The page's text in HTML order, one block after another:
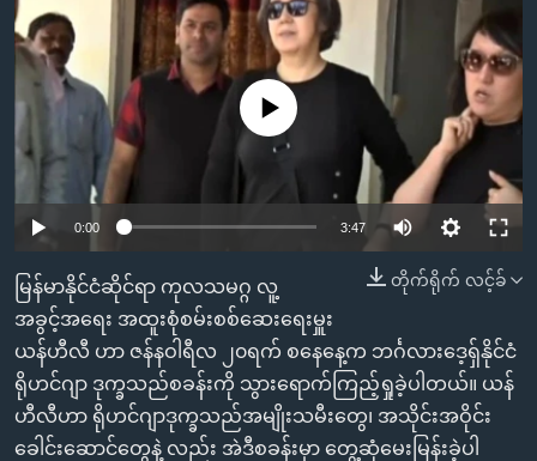
အကြောင်းအရာ
သို့
ကျော်
ရန်
စာမျက်နှာ
သို့
ကျော်
ကြည့်
ရန်
ရှာဖွေ
တရုတ်
အစ္စရေး-ပါလက်စတိုင်း
ရပ်ဝန်းတခု လမ်းတခု အလွန်
အင်္ဂလိပ်စာလေ့လာမယ်
အမေရိကန်သုံးအီဒီယံ
မကြေးမုံရဲ့ အင်္ဂလိပ်စာ
ရုပ်ရှင်ထဲက အင်္ဂလိပ်စာ
သုတပဒေသာ အင်္ဂလိပ်စာ
အပတ်စဉ်ကဏ္ဍများ
ရေဒီယို
တီဗွီ
ရေဒီယိုနှင့်ရုပ်သံ အချက်အလက်များ
ရေဒီယို/တီဗွီအစီအစဉ်
Learning English
ဗွီအိုအေ လူမှုကွန်ယက်များ
ဘာသာစကားများ
No media source currently available
0:00 3:47
တိုက်ရိုက် လင့်ခ်
မြန်မာနိုင်ငံဆိုင်ရာ ကုလသမဂ္ဂ လူ့
အခွင့်အရေး အထူးစုံစမ်းစစ်ဆေးရေးမှူး
ယန်ဟီလီ ဟာ ဇန်နဝါရီလ ၂၀ရက် စနေနေ့က ဘင်္ဂလားဒေ့ရှ်နိုင်ငံ
ရိုဟင်ဂျာ ဒုက္ခသည်စခန်းကို သွားရောက်ကြည့်ရှုခဲ့ပါတယ်။ ယန်
ဟီလီဟာ ရိုဟင်ဂျာဒုက္ခသည်အမျိုးသမီးတွေ၊ အသိုင်းအဝိုင်း
ခေါင်းဆောင်တွေနဲ့ လည်း အဲဒီစခန်းမှာ တွေ့ဆုံမေးမြန်းခဲ့ပါ